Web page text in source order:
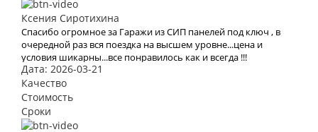
Ксения Сиротихина
Спасибо огромное за Гаражи из СИП панелей под ключ , в
очередной раз вся поездка на высшем уровне...цена и
условия шикарны...все понравилось как и всегда !!!
Дата: 2026-03-21
Качество
Стоимость
Сроки